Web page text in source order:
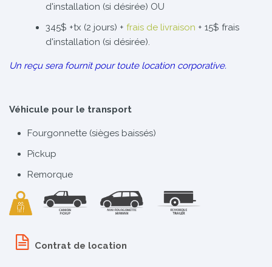
d'installation (si désirée) OU
345$ +tx (2 jours) + frais de livraison + 15$ frais
d'installation (si désirée).
Un reçu sera fournit pour toute location corporative.
Véhicule pour le transport
Fourgonnette (sièges baissés)
Pickup
Remorque
Contrat de location